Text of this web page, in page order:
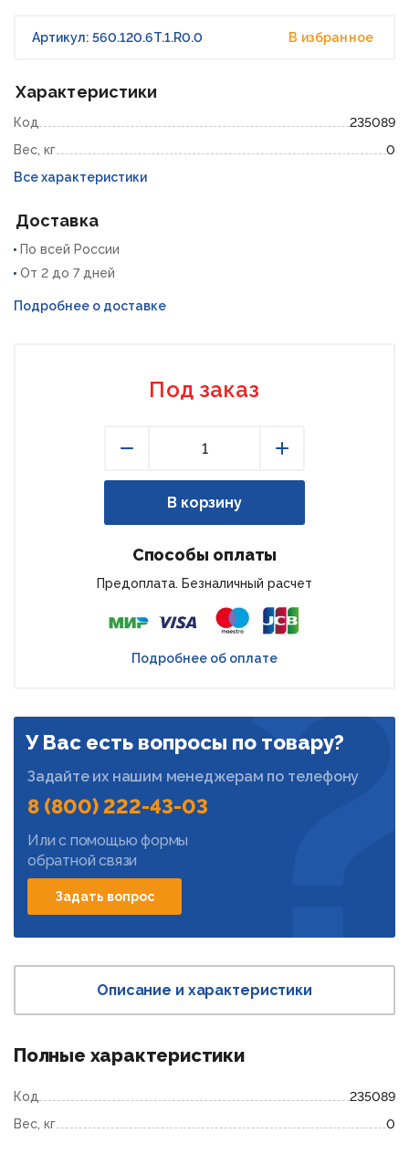
Артикул: 560.120.6T.1.R0.0 В избранное
Характеристики
Код
235089
Вес, кг
0
Все характеристики
Доставка
По всей России
От 2 до 7 дней
Подробнее о доставке
Под заказ
В корзину
Способы оплаты
Предоплата. Безналичный расчет
Подробнее об оплате
У Вас есть вопросы по товару?
Задайте их нашим менеджерам по телефону
8 (800) 222-43-03
Или с помощью формы
обратной связи
Задать вопрос
Описание и характеристики
Полные характеристики
Код
235089
Вес, кг
0